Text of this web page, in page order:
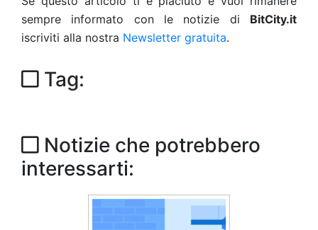
sempre informato con le notizie di BitCity.it
iscriviti alla nostra Newsletter gratuita.
Tag:
Notizie che potrebbero
interessarti: